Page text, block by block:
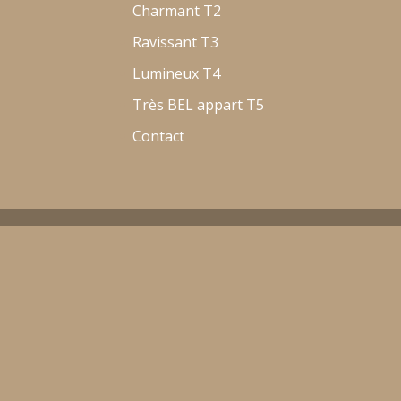
Charmant T2
Ravissant T3
Lumineux T4
Très BEL appart T5
Contact